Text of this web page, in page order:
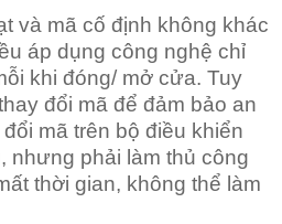
và mã cố định không khác
áp dụng công nghệ chỉ
khi đóng/ mở cửa. Tuy
đổi mã để đảm bảo an
mã trên bộ điều khiển
nhưng phải làm thủ công
thời gian, không thể làm